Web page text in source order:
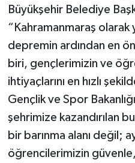
Büyükşehir Belediye
“Kahramanmaraş olarak
depremin ardından en
biri, gençlerimizin ve
ihtiyaçlarını en hızlı
Gençlik ve Spor
şehrimize kazandırılan
bir barınma alanı değil;
öğrencilerimizin